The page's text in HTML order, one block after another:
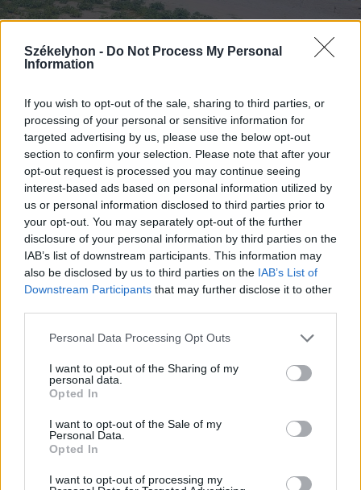
Székelyhon - Do Not Process My Personal
Information
If you wish to opt-out of the sale, sharing to third parties, or
processing of your personal or sensitive information for
targeted advertising by us, please use the below opt-out
section to confirm your selection. Please note that after your
opt-out request is processed you may continue seeing
interest-based ads based on personal information utilized by
us or personal information disclosed to third parties prior to
your opt-out. You may separately opt-out of the further
disclosure of your personal information by third parties on the
IAB’s list of downstream participants. This information may
also be disclosed by us to third parties on the IAB’s List of
Downstream Participants that may further disclose it to other
Personal Data Processing Opt Outs
I want to opt-out of the Sharing of my
personal data.
Opted In
I want to opt-out of the Sale of my
Personal Data.
Opted In
I want to opt-out of processing my
2026. augusztus 06., csütörtök
Bolojan szerint négy éve a
közlekedési minisztériumnál van
egy projekt, ami a Duna
vízhozamának növelését segítené
elő